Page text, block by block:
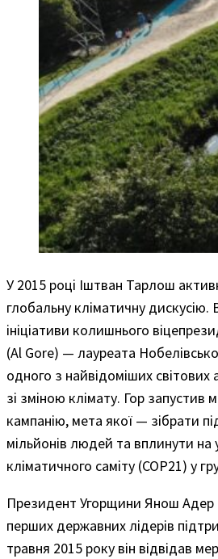
У 2015 році Іштван Тарлош
глобальну кліматичну дискусію.
ініціативи колишнього
(Al Gore) — лауреата
одного з найвідоміших світових
зі зміною клімату. Гор
кампанію, мета якої — зібрати
мільйонів людей та вплинути на
кліматичного саміту (COP21) у
Президент Угорщини Янош Адер
перших державних лідерів
травня 2015 року він відвідав